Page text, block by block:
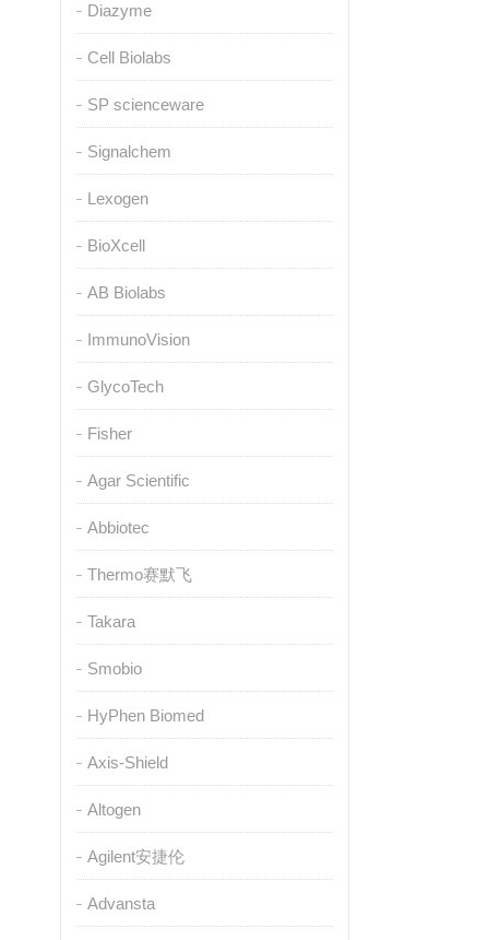
Diazyme
Cell Biolabs
SP scienceware
Signalchem
Lexogen
BioXcell
AB Biolabs
ImmunoVision
GlycoTech
Fisher
Agar Scientific
Abbiotec
Thermo赛默飞
Takara
Smobio
HyPhen Biomed
Axis-Shield
Altogen
Agilent安捷伦
Advansta